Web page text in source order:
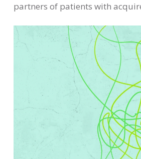
partners of patients with